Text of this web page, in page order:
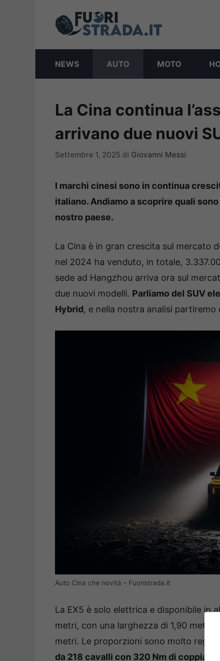
NEWS AUTO MOTO
La Cina continua
arrivano due nuovi
Settembre 1, 2025 di Giovanni Messi
I marchi cinesi sono in continua
italiano. Andiamo a scoprire quali
nostro paese.
La Cina è in gran crescita sul mercato
nel 2024 ha venduto, in totale,
sede ad Hangzhou arriva ora sul
due nuovi modelli. Parliamo del SUV
Hybrid, e nella nostra analisi partiremo
Auto Cina che novità – Fuoristrada.it
La EX5 è solo elettrica e disponibile in
metri, con una larghezza di 1,90 metri
metri. Le proporzioni sono molto
da 218 cavalli con 320 Nm di coppia